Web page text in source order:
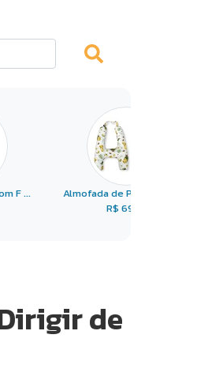
F ...
Almofada de Pescoço Ti ...
R$ 69,01
de